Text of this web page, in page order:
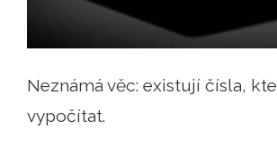
Neznámá věc: existují čísla,
vypočítat.